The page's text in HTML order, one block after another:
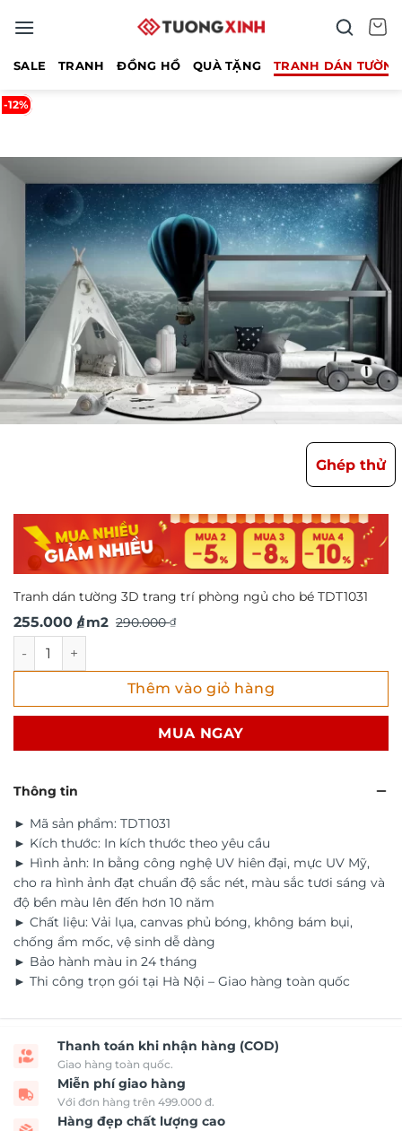
qua
SALE TRANH ĐỒNG HỒ QUÀ TẶNG TRANH DÁN
-12%
Ghép thử
Tranh dán tường 3D trang trí phòng ngủ cho bé TDT1031
290.000₫
Giá
là:
290.000 ₫.
255.000 ₫
Giá
tại
là:
/ m2
Tranh dán tường 3D trang trí phòng ngủ cho bé TDT1031
Thêm vào giỏ hàng
MUA NGAY
Thông tin
► Mã sản phẩm: TDT1031
► Kích thước: In kích thước theo yêu cầu
► Hình ảnh: In bằng công nghệ UV hiên đại, mực UV Mỹ,
cho ra hình ảnh đạt chuẩn độ sắc nét, màu sắc tươi sáng và
độ bền màu lên đến hơn 10 năm
► Chất liệu: Vải lụa, canvas phủ bóng, không bám bụi,
chống ẩm mốc, vệ sinh dễ dàng
► Bảo hành màu in 24 tháng
► Thi công trọn gói tại Hà Nội – Giao hàng toàn quốc
Thanh toán khi nhận hàng (COD)
Giao hàng toàn quốc.
Miễn phí giao hàng
Với đơn hàng trên 499.000 đ.
Hàng đẹp chất lượng cao